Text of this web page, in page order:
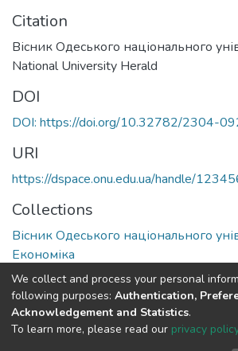
Citation
Вісник Одеського національного
National University Herald
DOI
DOI: https://doi.org/10.32782/2304-
URI
https://dspace.onu.edu.ua/handle/
Collections
Вісник Одеського національного
Економіка
Full item page
DSpace software copyright ©
We collect and process your personal
following purposes: Authentication,
Acknowledgement and Statistics.
To learn more, please read our privacy policy